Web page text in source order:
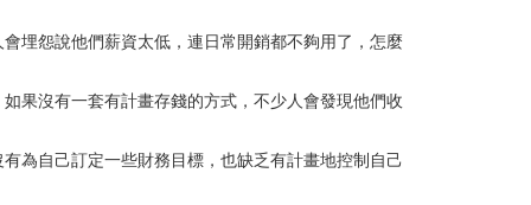
埋怨說他們薪資太低，連日常開銷都不夠用了，怎麼
果沒有一套有計畫存錢的方式，不少人會發現他們收
為自己訂定一些財務目標，也缺乏有計畫地控制自己